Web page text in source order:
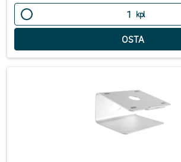
kpl